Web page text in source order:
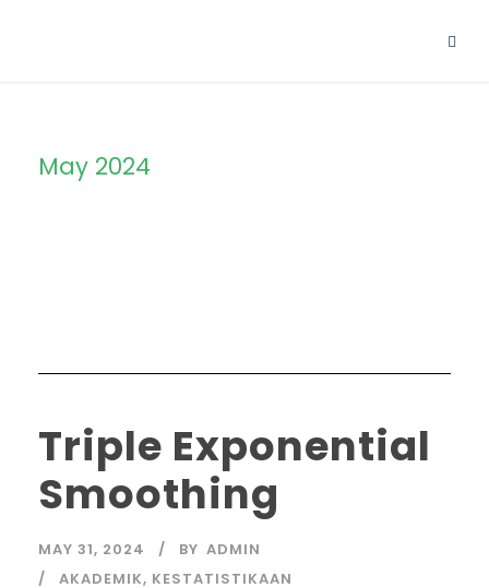
May 2024
Triple Exponential
Smoothing
MAY 31, 2024 BY ADMIN
AKADEMIK, KESTATISTIKAAN